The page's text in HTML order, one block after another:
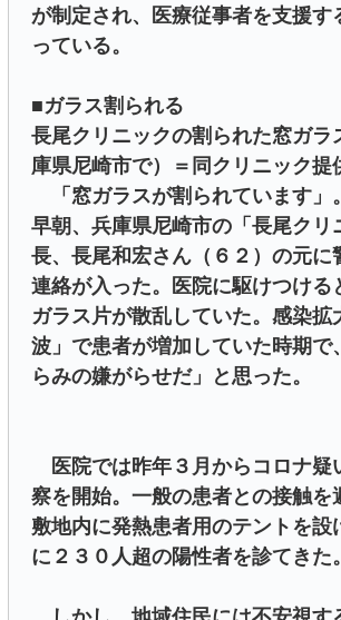
が制定され、医療従事者を支援す
っている。
■ガラス割られる
長尾クリニックの割られた窓ガラ
庫県尼崎市で）＝同クリニック提
「窓ガラスが割られています」
早朝、兵庫県尼崎市の「長尾クリ
長、長尾和宏さん（６２）の元に
連絡が入った。医院に駆けつける
ガラス片が散乱していた。感染拡
波」で患者が増加していた時期で
らみの嫌がらせだ」と思った。
医院では昨年３月からコロナ疑
察を開始。一般の患者との接触を
敷地内に発熱患者用のテントを設
に２３０人超の陽性者を診てきた。